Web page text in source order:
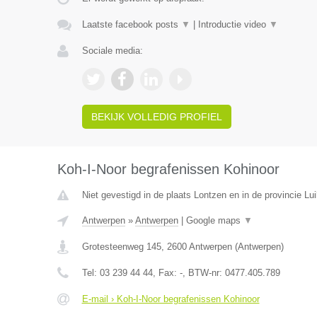
Laatste facebook posts ▼ Introductie video ▼
Sociale media:
BEKIJK VOLLEDIG PROFIEL
Koh-I-Noor begrafenissen Kohinoor
Niet gevestigd in de plaats Lontzen en in de provincie
Antwerpen» Antwerpen| Google maps ▼
Grotesteenweg 145, 2600 Antwerpen(Antwerpen)
Tel: 03 239 44 44, Fax: -, BTW-nr: 0477.405.789
E-mail › Koh-I-Noor begrafenissen Kohinoor